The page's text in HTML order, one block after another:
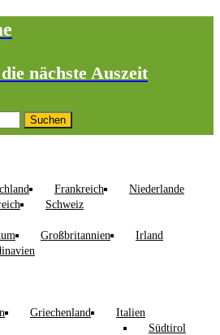
nächste Auszeit
Frankreich
Niederlande
Schweiz
Großbritannien
Irland
Griechenland
Italien
Südtirol